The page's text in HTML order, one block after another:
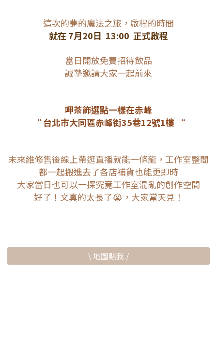
這次的夢的魔法之旅，啟程的時間
就在 7月20日 13:00 正式啟程
當日開放免費招待飲品
誠摯邀請大家一起前來
呷茶飾選點一樣在赤峰
“ 台北市大同區赤峰街35巷12號1樓 “
未來維修售後線上帶逛直播就能一條龍，工作室整間
都一起搬進去了各店補貨也能更即時
大家當日也可以一探究竟工作室混亂的創作空間
好了！文真的太長了😭， 大家當天見！
\ 地圖點我 /